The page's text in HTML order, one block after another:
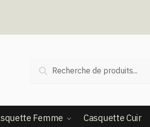
pour :
Recherche
Femme Casquette Cuir